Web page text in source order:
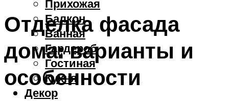
Прихожая
Балкон
Ванная
Гардероб
Гостиная
Кухня
Декор
Отделка фасада
дома: варианты и
особенности